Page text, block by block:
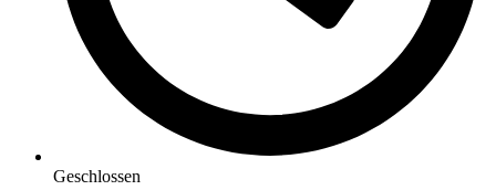
Geschlossen